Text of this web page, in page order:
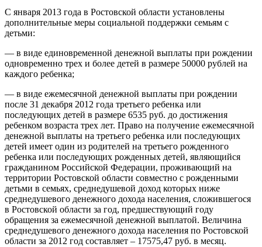
С января 2013 года в Ростовской области установлены
дополнительные меры социальной поддержки семьям с
детьми:
— в виде единовременной денежной выплаты при рождении
одновременно трех и более детей в размере 50000 рублей на
каждого ребенка;
— в виде ежемесячной денежной выплаты при рождении
после 31 декабря 2012 года третьего ребенка или
последующих детей в размере 6535 руб. до достижения
ребенком возраста трех лет. Право на получение ежемесячной
денежной выплаты на третьего ребенка или последующих
детей имеет один из родителей на третьего рожденного
ребенка или последующих рожденных детей, являющийся
гражданином Российской Федерации, проживающий на
территории Ростовской области совместно с рожденными
детьми в семьях, среднедушевой доход которых ниже
среднедушевого денежного дохода населения, сложившегося
в Ростовской области за год, предшествующий году
обращения за ежемесячной денежной выплатой. Величина
среднедушевого денежного дохода населения по Ростовской
области за 2012 год составляет – 17575,47 руб. в месяц.